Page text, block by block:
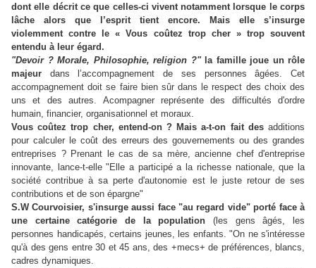
dont elle décrit ce que celles-ci vivent notamment lorsque le corps
lâche alors que l’esprit tient encore. Mais elle s’insurge
violemment contre le « Vous coûtez trop cher » trop souvent
entendu à leur égard.
"Devoir ? Morale, Philosophie, religion ?"la famille joue un rôle
majeur dans l’accompagnement de ses personnes âgées. Cet
accompagnement doit se faire bien sûr dans le respect des choix des
uns et des autres. Acompagner représente des difficultés d'ordre
humain, financier, organisationnel et moraux.
Vous coûtez trop cher, entend-on ? Mais a-t-on fait desadditions
pour calculer le coût des erreurs des gouvernements ou des grandes
entreprises ? Prenant le cas de sa mère, ancienne chef d'entreprise
innovante, lance-t-elle "Elle a participé a la richesse nationale, que la
société contribue à sa perte d'autonomie est le juste retour de ses
contributions et de son épargne"
S.W Courvoisier, s'insurge aussi face "au regard vide" porté face à
une certaine catégorie de la population (les gens âgés, les
personnes handicapés, certains jeunes, les enfants. "On ne s'intéresse
qu'à des gens entre 30 et 45 ans, des +mecs+ de préférences, blancs,
cadres dynamiques.